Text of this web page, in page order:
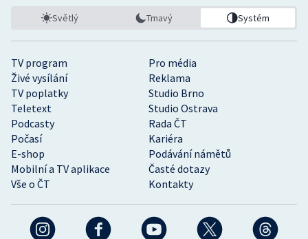
TV program
Pro média
Živé vysílání
Reklama
TV poplatky
Studio Brno
Teletext
Studio Ostrava
Podcasty
Rada ČT
Počasí
Kariéra
E-shop
Podávání námětů
Mobilní a TV aplikace
Časté dotazy
Vše o ČT
Kontakty
Světlý Tmavý Systém